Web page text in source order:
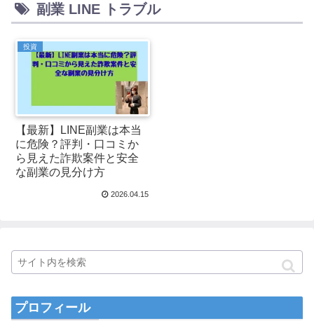
副業 LINE トラブル
投資
【最新】LINE副業は本当
に危険？評判・口コミか
ら見えた詐欺案件と安全
な副業の見分け方
2026.04.15
プロフィール